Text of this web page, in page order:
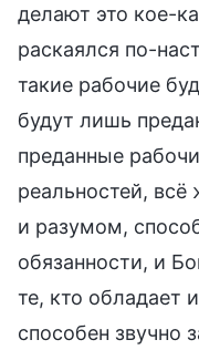
делают это кое-
раскаялся по-
такие рабочие
будут лишь
преданные
реальностей,
и разумом,
обязанности, и
те, кто обладает
способен звучно